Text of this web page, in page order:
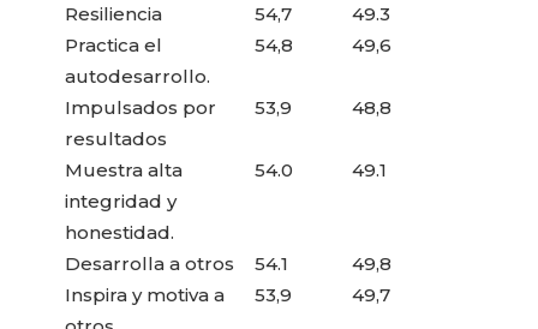
Resiliencia
54,7
49.3
Practica el
autodesarrollo.
54,8 49,6
Impulsados ​​por
resultados
53,9 48,8
Muestra alta
integridad y
honestidad.
54.0 49.1
Desarrolla a otros 54.1
49,8
Inspira y motiva a
53,9 49,7